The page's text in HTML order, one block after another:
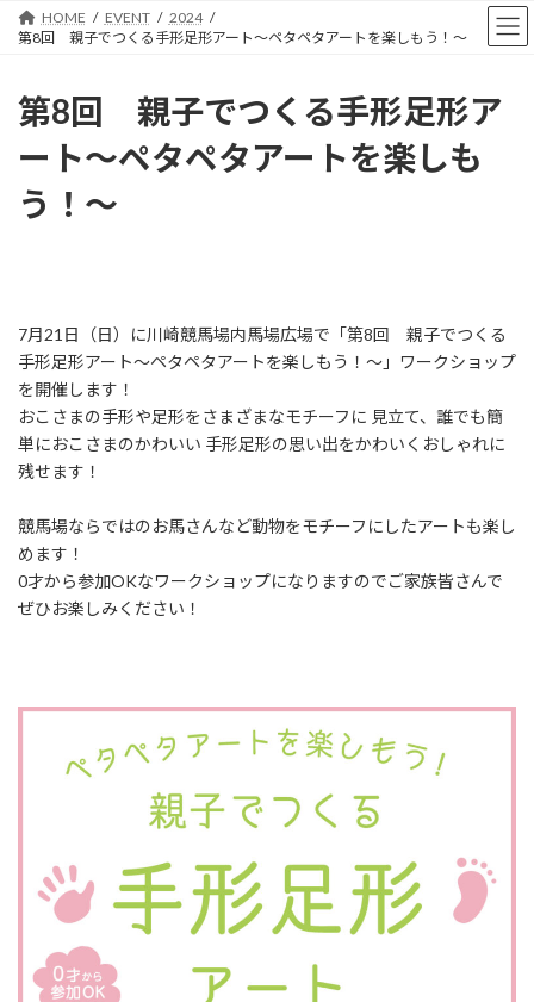
HOME EVENT
2024
第8回 親子でつくる手形足形アート〜ペタペタアートを楽しもう！〜
第8回 親子でつくる手形足形ア
ート〜ペタペタアートを楽しも
う！〜
7月21日（日）に川崎競馬場内馬場広場で「第8回 親子でつくる
手形足形アート～ペタペタアートを楽しもう！～」ワークショップ
を開催します！
おこさまの手形や足形をさまざまなモチーフに 見立て、誰でも簡
単におこさまのかわいい 手形足形の思い出をかわいくおしゃれに
残せます！
競馬場ならではのお馬さんなど動物をモチーフにしたアートも楽し
めます！
0才から参加OKなワークショップになりますのでご家族皆さんで
ぜひお楽しみください！